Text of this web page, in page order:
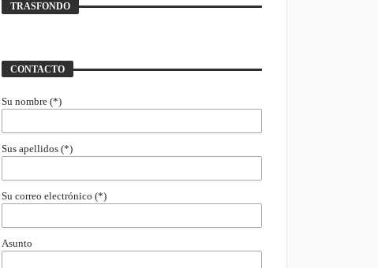
TRASFONDO
CONTACTO
Su nombre (*)
Sus apellidos (*)
Su correo electrónico (*)
Asunto